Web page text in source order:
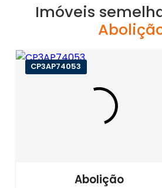
Imóveis
CP3AP74053
Abolição